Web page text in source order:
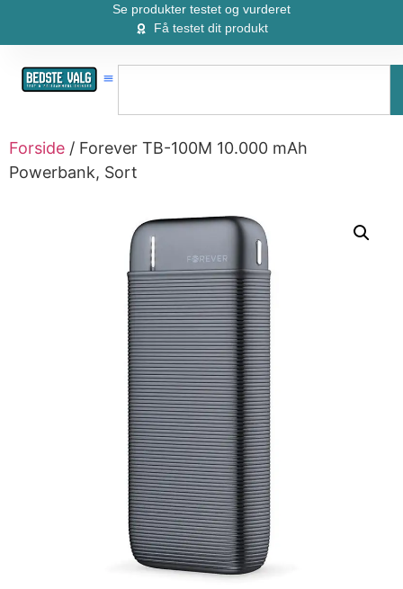
Se produkter testet og vurderet
Få testet dit produkt
Forside / Forever TB-100M 10.000 mAh
Powerbank, Sort